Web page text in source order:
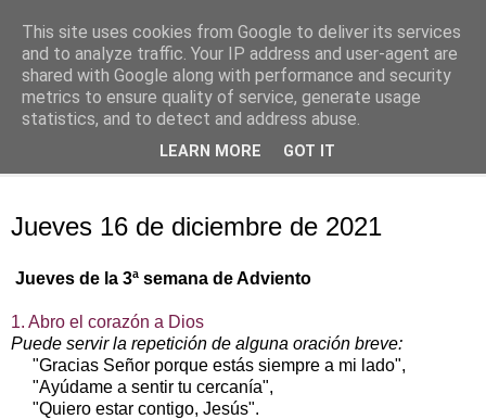
Oración personal
con el Evangelio de cada día
Jueves 16 de diciembre de 2021
Jueves de la 3ª semana de Adviento
1. Abro el corazón a Dios
Puede servir la repetición de alguna oración breve:
"Gracias Señor porque estás siempre a mi lado",
"Ayúdame a sentir tu cercanía",
"Quiero estar contigo, Jesús".
This site uses cookies from Google to deliver its services
and to analyze traffic. Your IP address and user-agent are
shared with Google along with performance and security
metrics to ensure quality of service, generate usage
statistics, and to detect and address abuse.
LEARN MORE GOT IT